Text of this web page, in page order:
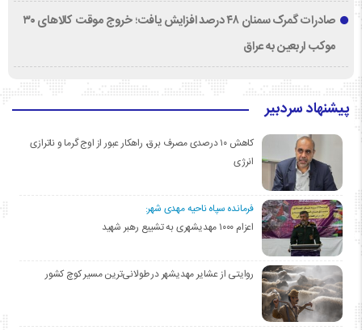
صادرات گمرک سمنان ۴۸ درصد افزایش یافت؛ خروج موقت کالاهای ۳۰
موکب اربعین به عراق
پیشنهاد سردبیر
کاهش ۱۰ درصدی مصرف برق، راهکار عبور از اوج گرما و ناترازی
انرژی
فرمانده سپاه ناحیه مهدی شهر:
اعزام ۱۰۰۰ مهدیشهری به تشییع رهبر شهید
روایتی از عشایر مهدیشهر در طولانی‌ترین مسیر کوچ کشور